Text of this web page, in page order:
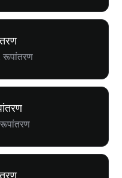
रूपांतरण